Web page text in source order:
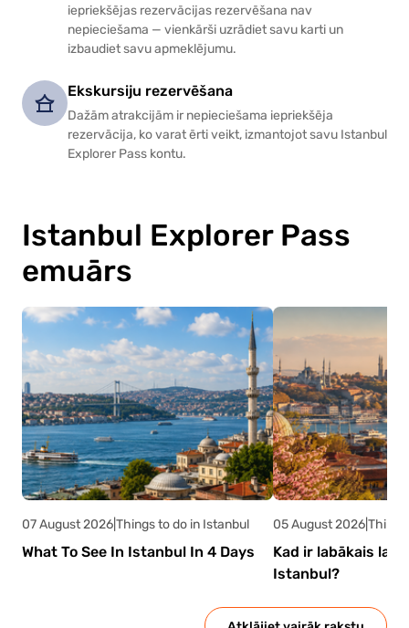
iepriekšējas rezervācijas rezervēšana nav
nepieciešama — vienkārši uzrādiet savu karti un
izbaudiet savu apmeklējumu.
Ekskursiju rezervēšana
Dažām atrakcijām ir nepieciešama iepriekšēja
rezervācija, ko varat ērti veikt, izmantojot savu Istanbul
Explorer Pass kontu.
Istanbul Explorer Pass
emuārs
07 August 2026Things to do in Istanbul
What To See In Istanbul In 4 Days
05 August 2026
Kad ir labākais
Istanbul?